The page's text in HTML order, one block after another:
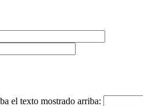
el texto mostrado arriba: